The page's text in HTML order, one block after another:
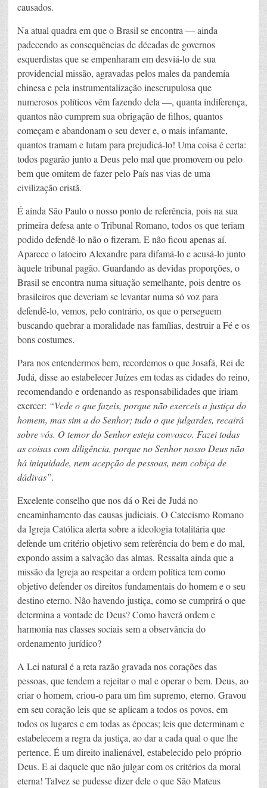
causados.
Na atual quadra em que o Brasil se encontra — ainda
padecendo as consequências de décadas de governos
esquerdistas que se empenharam em desviá-lo de sua
providencial missão, agravadas pelos males da pandemia
chinesa e pela instrumentalização inescrupulosa que
numerosos políticos vêm fazendo dela —, quanta indiferença,
quantos não cumprem sua obrigação de filhos, quantos
começam e abandonam o seu dever e, o mais infamante,
quantos tramam e lutam para prejudicá-lo! Uma coisa é certa:
todos pagarão junto a Deus pelo mal que promovem ou pelo
bem que omitem de fazer pelo País nas vias de uma
civilização cristã.
É ainda São Paulo o nosso ponto de referência, pois na sua
primeira defesa ante o Tribunal Romano, todos os que teriam
podido defendê-lo não o fizeram. E não ficou apenas aí.
Aparece o latoeiro Alexandre para difamá-lo e acusá-lo junto
àquele tribunal pagão. Guardando as devidas proporções, o
Brasil se encontra numa situação semelhante, pois dentre os
brasileiros que deveriam se levantar numa só voz para
defendê-lo, vemos, pelo contrário, os que o perseguem
buscando quebrar a moralidade nas famílias, destruir a Fé e os
bons costumes.
Para nos entendermos bem, recordemos o que Josafá, Rei de
Judá, disse ao estabelecer Juízes em todas as cidades do reino,
recomendando e ordenando as responsabilidades que iriam
exercer: “Vede o que fazeis, porque não exerceis a justiça do
homem, mas sim a do Senhor; tudo o que julgardes, recairá
sobre vós. O temor do Senhor esteja convosco. Fazei todas
as coisas com diligência, porque no Senhor nosso Deus não
há iniquidade, nem acepção de pessoas, nem cobiça de
dádivas”.
Excelente conselho que nos dá o Rei de Judá no
encaminhamento das causas judiciais. O Catecismo Romano
da Igreja Católica alerta sobre a ideologia totalitária que
defende um critério objetivo sem referência do bem e do mal,
expondo assim a salvação das almas. Ressalta ainda que a
missão da Igreja ao respeitar a ordem política tem como
objetivo defender os direitos fundamentais do homem e o seu
destino eterno. Não havendo justiça, como se cumprirá o que
determina a vontade de Deus? Como haverá ordem e
harmonia nas classes sociais sem a observância do
ordenamento jurídico?
A Lei natural é a reta razão gravada nos corações das
pessoas, que tendem a rejeitar o mal e operar o bem. Deus, ao
criar o homem, criou-o para um fim supremo, eterno. Gravou
em seu coração leis que se aplicam a todos os povos, em
todos os lugares e em todas as épocas; leis que determinam e
estabelecem a regra da justiça, ao dar a cada qual o que lhe
pertence. É um direito inalienável, estabelecido pelo próprio
Deus. E ai daquele que não julgar com os critérios da moral
eterna! Talvez se pudesse dizer dele o que São Mateus